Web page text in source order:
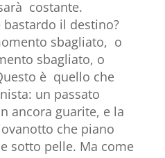
costante.
il destino?
sbagliato, o
sbagliato, o
è quello che
un passato
ancora guarite, e la
che piano
sotto pelle. Ma come